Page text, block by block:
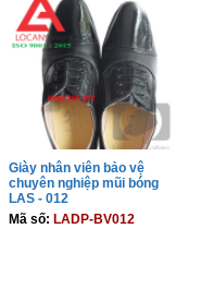
Giày nhân viên bảo vệ
chuyên nghiệp mũi bóng
LAS - 012
Mã số: LADP-BV012